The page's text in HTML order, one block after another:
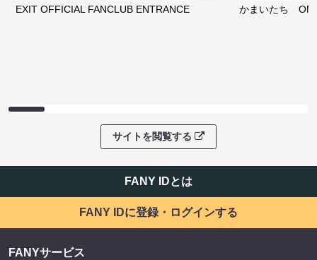
EXIT OFFICIAL FANCLUB ENTRANCE かまいたち
サイトを閲覧する
FANY IDとは
FANY IDに登録・ログインする
FANYサービス